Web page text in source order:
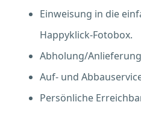
Einweisung in die
Happyklick-Fotobox.
Abholung/
Auf- und
Persönliche